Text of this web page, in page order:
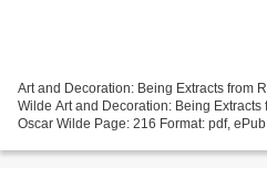
Art and Decoration: Being Extracts from
Wilde Art and Decoration: Being
Oscar Wilde Page: 216 Format: pdf,